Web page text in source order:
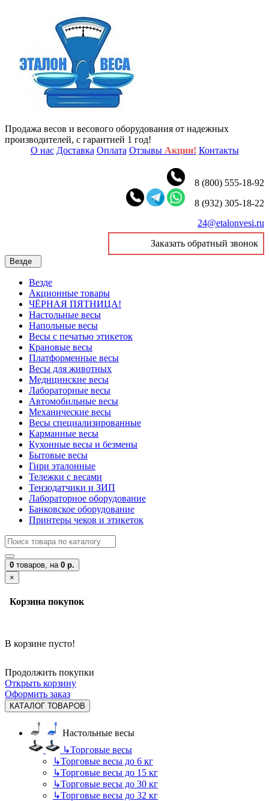
Продажа весов и весового оборудования от надежных
производителей, с гарантией 1 год!
О нас Доставка Оплата Отзывы Акции! Контакты
8 (800) 555-18-92
8 (932) 305-18-22
24@etalonvesi.ru
Заказать обратный звонок
Везде
Везде
Акционные товары
ЧЁРНАЯ ПЯТНИЦА!
Настольные весы
Напольные весы
Весы с печатью этикеток
Крановые весы
Платформенные весы
Весы для животных
Медицинские весы
Лабораторные весы
Автомобильные весы
Механические весы
Весы специализированные
Карманные весы
Кухонные весы и безмены
Бытовые весы
Гири эталонные
Тележки с весами
Тензодатчики и ЗИП
Лабораторное оборудование
Банковское оборудование
Принтеры чеков и этикеток
0 товаров, на 0 р.
×
Корзина покупок
В корзине пусто!
Продолжить покупки
Открыть корзину
Оформить заказ
КАТАЛОГ ТОВАРОВ
Настольные весы
↳Торговые весы
↳Торговые весы до 6 кг
↳Торговые весы до 15 кг
↳Торговые весы до 30 кг
↳Торговые весы до 32 кг